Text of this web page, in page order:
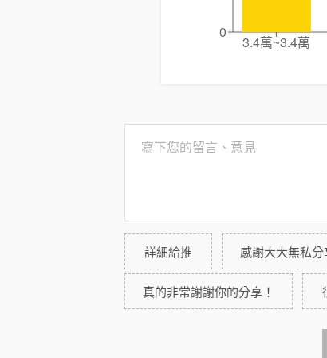
3.4萬~3.4萬
0
詳細給推 感謝大大無私分
真的非常謝謝你的分享！